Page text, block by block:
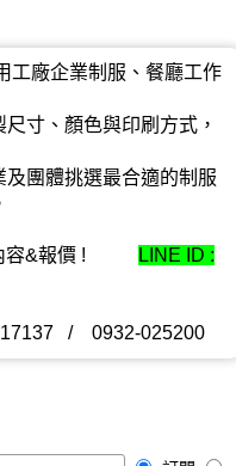
工廠企業制服、餐廳工作
寸、顏色與印刷方式，
團體挑選最合適的制服
內容&報價 !
LINE ID :
/ 0932-025200